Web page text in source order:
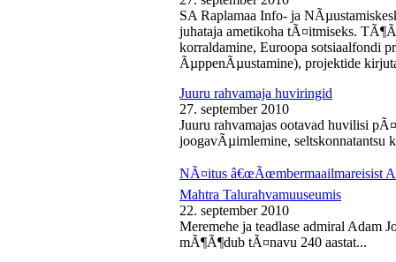
SA Raplamaa Info- ja
juhataja ametikoha tÃ¤itmiseks.
korraldamine, Euroopa sotsiaalfondi
ÃµppenÃµustamine), projektide
Juuru rahvamaja huviringid
27. september 2010
Juuru rahvamajas ootavad huvilisi
joogavÃµimlemine, seltskonnatantsu
NÃ¤itus â€œÃœmbermaailmareisist
Mahtra Talurahvamuuseumis
22. september 2010
Meremehe ja teadlase admiral Adam
mÃ¶Ã¶dub tÃ¤navu 240 aastat...